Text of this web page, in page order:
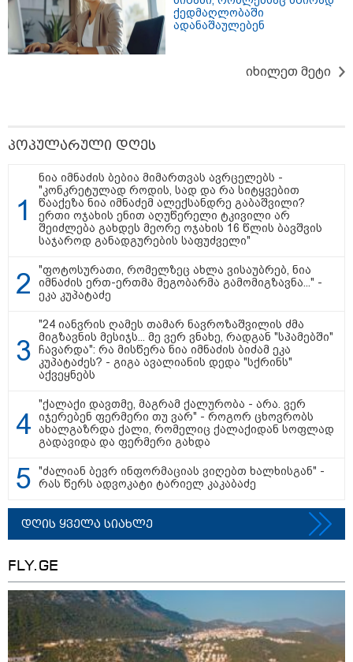
თბილისი - ჰერაკლიონი 1611.80
თბილისი - ბუდაპეშტი 940.80
თბილისი - რომი 751.80 ლარიდან
11:13 / 05-08-2026
Hisense წარმოგიდგენთ გზავნილს "ინოვაციები
უკეთესი ცხოვრებისათვის" FIFA-ს 2026 წლის
მსოფლიო ჩემპიონატზე™
ქედმაღლობაში
ადანაშაულებენ
იხილეთ მეტი
პოპულარული დღეს
ნია იმნაძის ბებია მიმართვას ავრცელებს -
"კონკრეტულად როდის, სად და რა სიტყვებით
წააქეზა ნია იმნაძემ ალექსანდრე გაბაშვილი?
ერთი ოჯახის ენით აღუწერელი ტკივილი არ
შეიძლება გახდეს მეორე ოჯახის 16 წლის ბავშვის
საჯაროდ განადგურების საფუძველი"
"ფოტოსურათი, რომელზეც ახლა ვისაუბრებ, ნია
იმნაძის ერთ-ერთმა მეგობარმა გამომიგზავნა..." -
ეკა კუპატაძე
"24 იანვრის ღამეს თამარ ნავროზაშვილის ძმა
მიგზავნის მესიჯს... მე ვერ ვნახე, რადგან "სპამებში"
ჩავარდა": რა მისწერა ნია იმნაძის ბიძამ ეკა
კუპატაძეს? - გიგა ავალიანის დედა "სქრინს"
აქვეყნებს
"ქალაქი დავთმე, მაგრამ ქალურობა - არა. ვერ
იჯერებენ ფერმერი თუ ვარ" - როგორ ცხოვრობს
ახალგაზრდა ქალი, რომელიც ქალაქიდან სოფლად
გადავიდა და ფერმერი გახდა
"ძალიან ბევრ ინფორმაციას ვიღებთ ხალხისგან" -
რას წერს ადვოკატი ტარიელ კაკაბაძე
დღის ყველა სიახლე
FLY.GE